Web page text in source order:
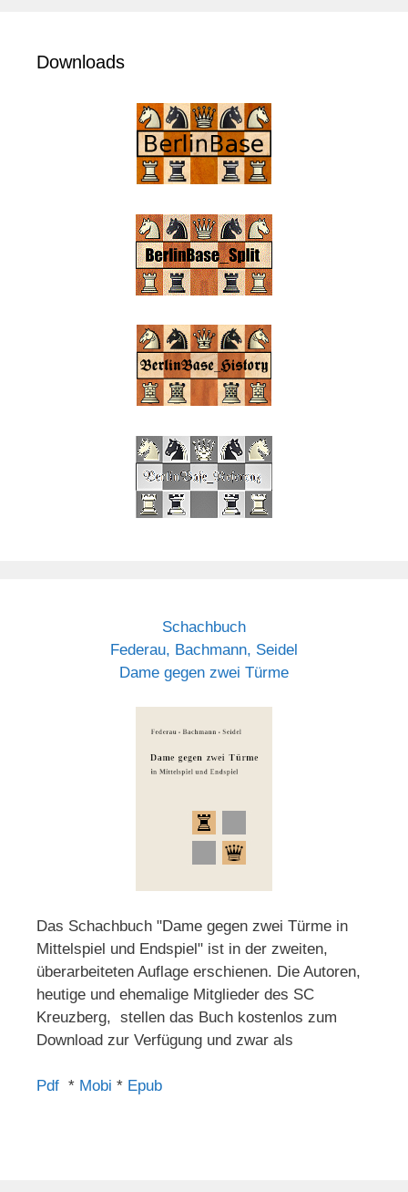
Downloads
Schachbuch
Federau, Bachmann, Seidel
Dame gegen zwei Türme
Das Schachbuch "Dame gegen zwei Türme in
Mittelspiel und Endspiel" ist in der zweiten,
überarbeiteten Auflage erschienen. Die Autoren,
heutige und ehemalige Mitglieder des SC
Kreuzberg, stellen das Buch kostenlos zum
Download zur Verfügung und zwar als
Pdf * Mobi * Epub